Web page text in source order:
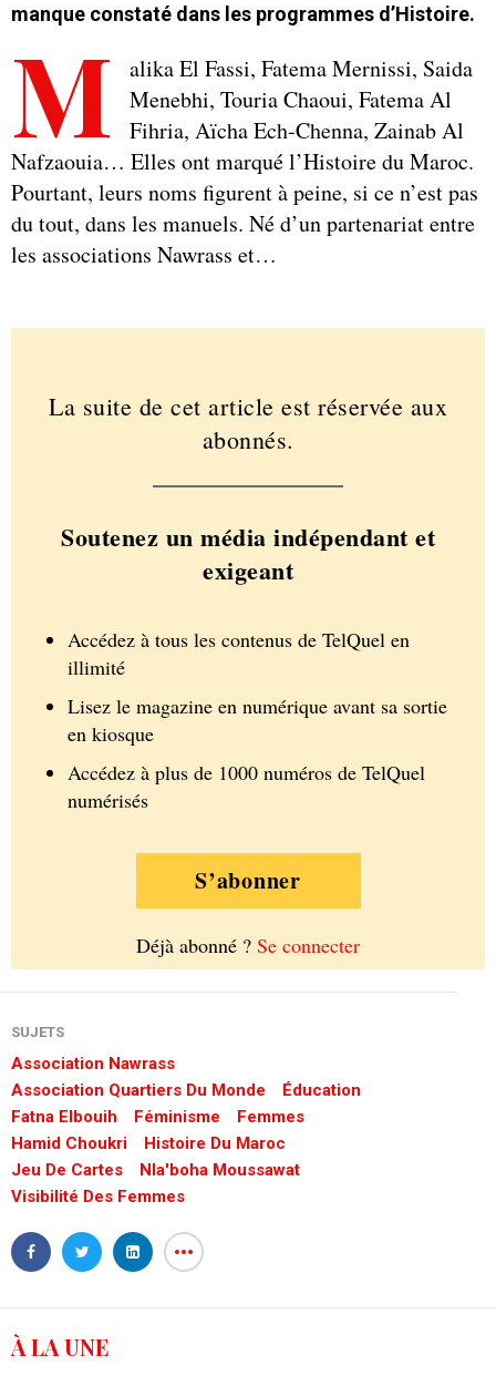
manque constaté dans les programmes d’Histoire.
M
alika El Fassi, Fatema Mernissi, Saida
Menebhi, Touria Chaoui, Fatema Al
Fihria, Aïcha Ech-Chenna, Zainab Al
Nafzaouia… Elles ont marqué l’Histoire du Maroc.
Pourtant, leurs noms figurent à peine, si ce n’est pas
du tout, dans les manuels. Né d’un partenariat entre
les associations Nawrass et…
La suite de cet article est réservée aux
abonnés.
Soutenez un média indépendant et
exigeant
Accédez à tous les contenus de TelQuel en
illimité
Lisez le magazine en numérique avant sa sortie
en kiosque
Accédez à plus de 1000 numéros de TelQuel
numérisés
S’abonner
Déjà abonné ? Se connecter
SUJETS
Association Nawrass
Association Quartiers Du Monde
Éducation
Fatna Elbouih
Féminisme
Femmes
Hamid Choukri
Histoire Du Maroc
Jeu De Cartes
Nla'boha Moussawat
Visibilité Des Femmes
À LA UNE